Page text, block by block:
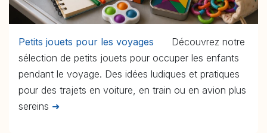
Petits jouets pour les voyages
Découvrez notre
sélection de petits jouets pour occuper les enfants
pendant le voyage. Des idées ludiques et pratiques
pour des trajets en voiture, en train ou en avion plus
sereins ➜